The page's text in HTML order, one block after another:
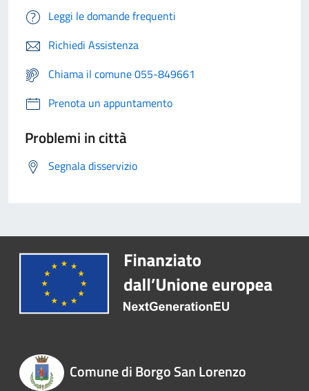
Leggi le domande frequenti
Richiedi Assistenza
Chiama il comune 055-849661
Prenota un appuntamento
Problemi in città
Segnala disservizio
Comune di Borgo San Lorenzo